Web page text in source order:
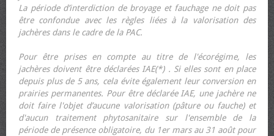
La période d’interdiction de broyage et fauchage ne doit pas
être confondue avec les règles liées à la valorisation des
jachères dans le cadre de la PAC.
Pour être prises en compte au titre de l'écorégime, les
jachères doivent être déclarées IAE(*) . Si elles sont en place
depuis plus de 5 ans, cela évite également leur conversion en
prairies permanentes. Pour être déclarée IAE, une jachère ne
doit faire l'objet d’aucune valorisation (pâture ou fauche) et
d'aucun traitement phytosanitaire sur l'ensemble de la
période de présence obligatoire, du 1er mars au 31 août pour